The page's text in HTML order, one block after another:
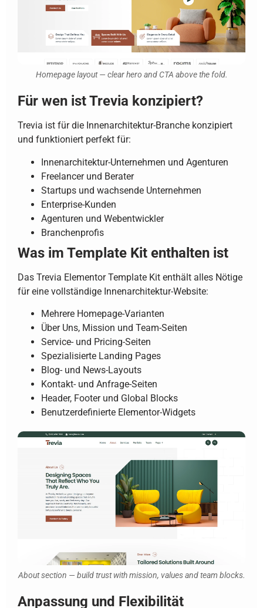
Homepage layout — clear hero and CTA above the fold.
Für wen ist Trevia konzipiert?
Trevia ist für die Innenarchitektur-Branche konzipiert
und funktioniert perfekt für:
Innenarchitektur-Unternehmen und Agenturen
Freelancer und Berater
Startups und wachsende Unternehmen
Enterprise-Kunden
Agenturen und Webentwickler
Branchenprofis
Was im Template Kit enthalten ist
Das Trevia Elementor Template Kit enthält alles Nötige
für eine vollständige Innenarchitektur-Website:
Mehrere Homepage-Varianten
Über Uns, Mission und Team-Seiten
Service- und Pricing-Seiten
Spezialisierte Landing Pages
Blog- und News-Layouts
Kontakt- und Anfrage-Seiten
Header, Footer und Global Blocks
Benutzerdefinierte Elementor-Widgets
About section — build trust with mission, values and team blocks.
Anpassung und Flexibilität